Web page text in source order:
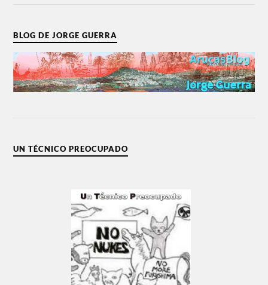
BLOG DE JORGE GUERRA
UN TÉCNICO PREOCUPADO